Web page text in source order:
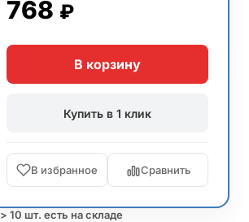
768 ₽
В корзину
Купить в 1 клик
В избранное Сравнить
> 10 шт. есть на складе